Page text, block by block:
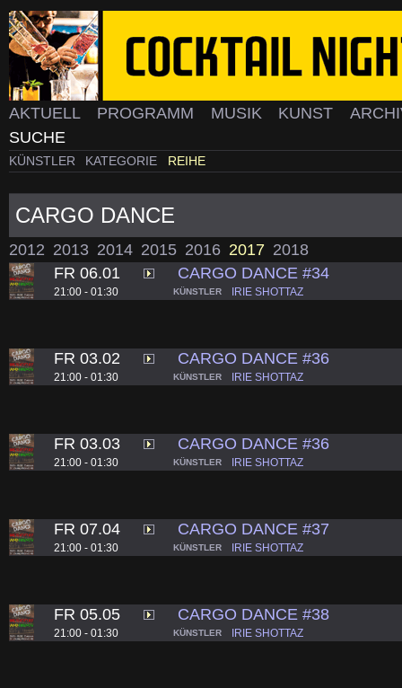
AKTUELL PROGRAMM MUSIK KUNST
SUCHE
KÜNSTLER KATEGORIE REIHE
CARGO DANCE
2012 2013 2014 2015 2016 2017 2018
FR 06.01
21:00 - 01:30
CARGO DANCE #34
KÜNSTLER IRIE SHOTTAZ
FR 03.02
21:00 - 01:30
CARGO DANCE #36
KÜNSTLER IRIE SHOTTAZ
FR 03.03
21:00 - 01:30
CARGO DANCE #36
KÜNSTLER IRIE SHOTTAZ
FR 07.04
21:00 - 01:30
CARGO DANCE #37
KÜNSTLER IRIE SHOTTAZ
FR 05.05
21:00 - 01:30
CARGO DANCE #38
KÜNSTLER IRIE SHOTTAZ